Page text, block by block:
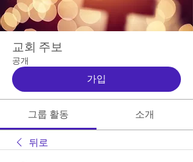
교회 주보
공개
가입
그룹 활동 소개
뒤로